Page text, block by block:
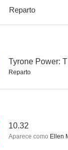
--
Reparto
Tyrone Power:
Reparto
10.32
Aparece como Ellen